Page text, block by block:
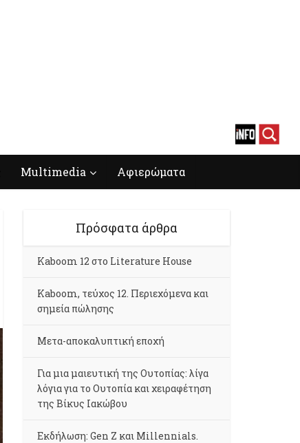
Multimedia Αφιερώματα
Πρόσφατα άρθρα
Kaboom 12 στο Literature House
Kaboom, τεύχος 12. Περιεχόμενα και
σημεία πώλησης
Μετα-αποκαλυπτική εποχή
Για μια μαιευτική της Ουτοπίας: λίγα
λόγια για το Ουτοπία και χειραφέτηση
της Βίκυς Ιακώβου
Εκδήλωση: Gen Z και Millennials.